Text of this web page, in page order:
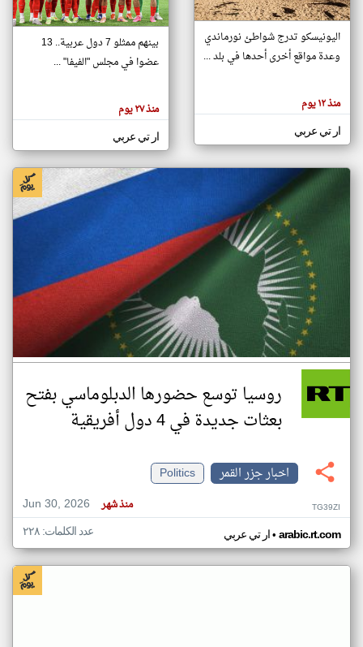
تغيير الدولة
اخبار جزر القمر على مدار الساعة
أهم اخبار جزر القمر العاجلة والمباشرة
هنا عن
وجهة
كاتبيها.
اليونيسكو تدرج شواطئ نورماندي
وعدة مواقع أخرى أحدها في بلد ...
منذ ١٢ يوم
ار تي عربي
بينهم ممثلو 7 دول عربية.. 13
عضوا في مجلس "الفيفا" ...
منذ ٢٧ يوم
ار تي عربي
روسيا توسع حضورها الدبلوماسي بفتح
بعثات جديدة في 4 دول أفريقية
اخبار جزر القمر
Politics
Jun 30, 2026
منذ شهر TG39ZI
ار تي عربي• arabic.rt.com عدد الكلمات: ٢٢٨
klyoum.com